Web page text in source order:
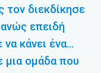
τον διεκδίκησε
επειδή
κάνει ένα…
μια ομάδα που